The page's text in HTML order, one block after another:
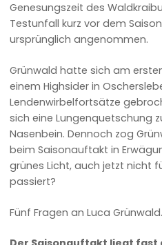
Genesungszeit des
Testunfall kurz vor dem
ursprünglich angenommen.
Grünwald hatte sich am
einem Highsider in
Lendenwirbelfortsätze
sich eine Lungenquetschung
Nasenbein. Dennoch zog
beim Saisonauftakt in
grünes Licht, auch jetzt nicht
passiert?
Fünf Fragen an Luca Grünwald.